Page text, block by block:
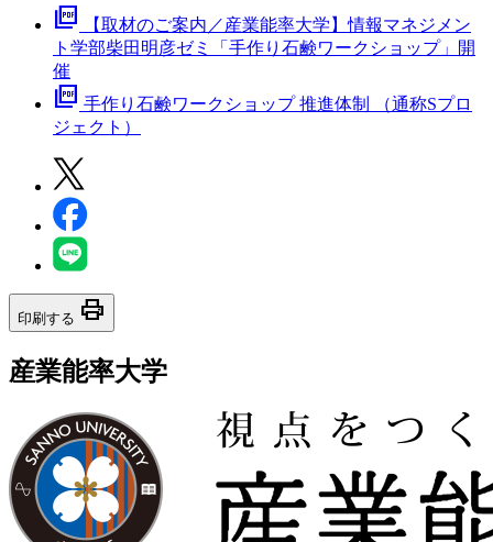
picture_as_pdf
【取材のご案内／産業能率大学】情報マネジメン
ト学部柴田明彦ゼミ「手作り石鹸ワークショップ」開
催
picture_as_pdf 手作り石鹸ワークショップ 推進体制 （通称Sプロ
ジェクト）
印刷する print
産業能率大学